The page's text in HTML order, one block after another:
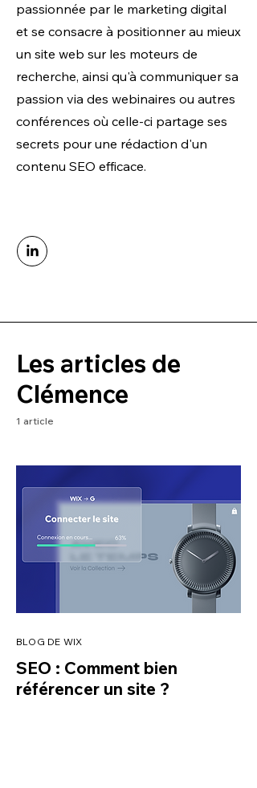
passionnée par le marketing digital
et se consacre à positionner au mieux
un site web sur les moteurs de
recherche, ainsi qu'à communiquer sa
passion via des webinaires ou autres
conférences où celle-ci partage ses
secrets pour une rédaction d'un
contenu SEO efficace.
Les articles de
Clémence
1 article
BLOG DE WIX
SEO : Comment bien
référencer un site ?